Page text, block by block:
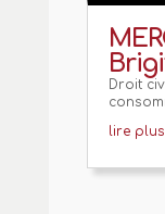
Droit
lire plus